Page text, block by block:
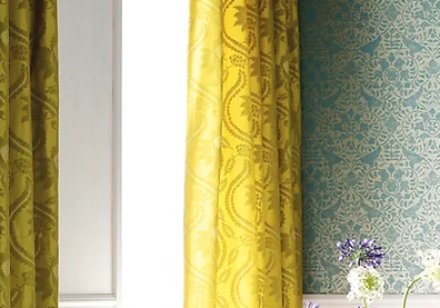
Gordijnen